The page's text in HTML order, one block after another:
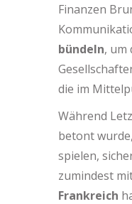
Finanzen
bündeln, um
die im
Während
betont
spielen,
zumindest
Frankreich